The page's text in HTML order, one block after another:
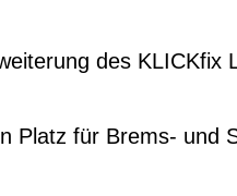
des KLICKfix
Platz für Brems- und